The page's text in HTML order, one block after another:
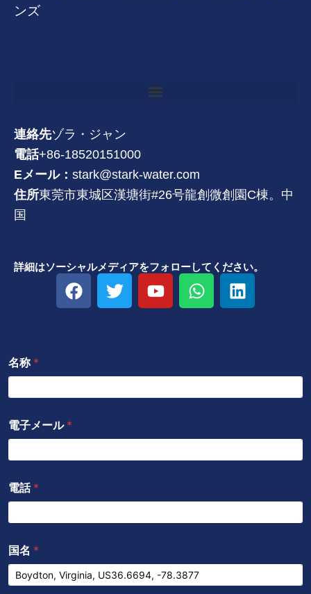
ンズ
連絡先ゾラ・ジャン
電話+86-18520151000
Eメール： stark@stark-water.com
住所東莞市東城区漢塘街#26号龍創微創園C棟。中
国
詳細はソーシャルメディアをフォローしてください。
フ
ェ
ツ
イ
Y
o
W
h
p
リ
ン
名称 *
電子メール *
電話 *
国名 *